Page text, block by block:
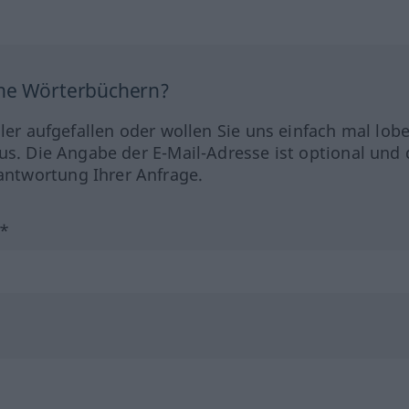
Wörterbüchern?
aufgefallen oder wollen Sie uns einfach mal
Die Angabe der E-Mail-Adresse ist optional und
Ihrer Anfrage.